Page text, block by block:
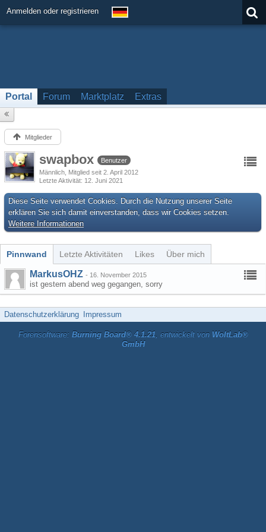
Anmelden oder registrieren
Portal Forum Marktplatz Extras
Mitglieder
swapbox
Benutzer
Männlich Mitglied seit 2. April 2012
Letzte Aktivität 12. Juni 2021
Diese Seite verwendet Cookies. Durch die Nutzung unserer Seite
erklären Sie sich damit einverstanden, dass wir Cookies setzen.
Weitere Informationen
Pinnwand Letzte Aktivitäten Likes Über mich
MarkusOHZ - 16. November 2015
ist gestern abend weg gegangen, sorry
Datenschutzerklärung Impressum
Forensoftware: Burning Board® 4.1.21, entwickelt von WoltLab®
GmbH